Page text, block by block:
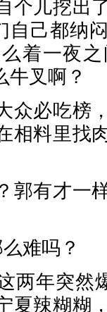
个儿挖出
自己都纳
着一夜
牛叉啊？
必吃榜
相料里找
有才一
难吗？
年突然爆
夏辣糊糊